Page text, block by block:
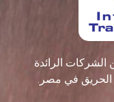
الشركات الرائدة
في مصر.